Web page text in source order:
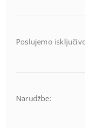
Poslujemo
Narudžbe: